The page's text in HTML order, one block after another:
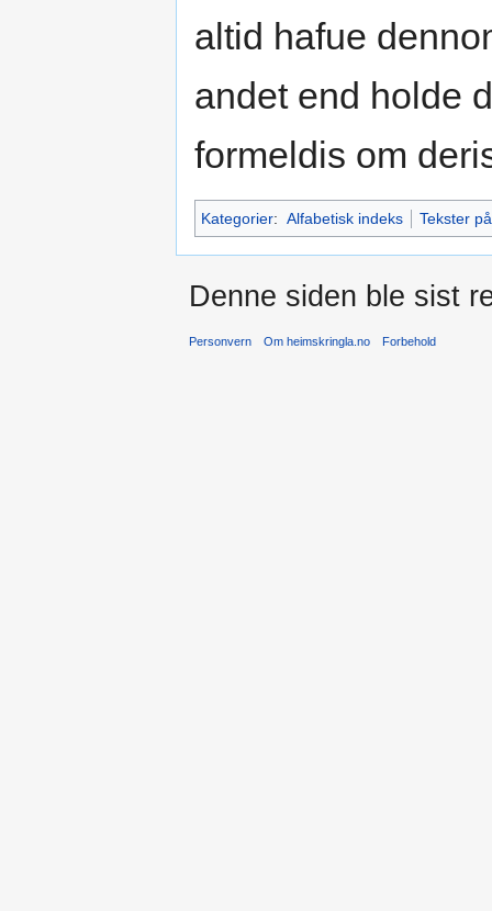
altid hafue
andet end holde
formeldis om
Kategorier: Alfabetisk indeks Tekster
Denne siden ble sist
Personvern Om heimskringla.no Forbehold